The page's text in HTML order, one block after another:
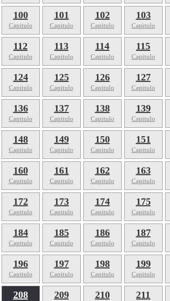
100
Capitulo
101
Capitulo
102
Capitulo
103
Capitulo
112
Capitulo
113
Capitulo
114
Capitulo
115
Capitulo
124
Capitulo
125
Capitulo
126
Capitulo
127
Capitulo
136
Capitulo
137
Capitulo
138
Capitulo
139
Capitulo
148
Capitulo
149
Capitulo
150
Capitulo
151
Capitulo
160
Capitulo
161
Capitulo
162
Capitulo
163
Capitulo
172
Capitulo
173
Capitulo
174
Capitulo
175
Capitulo
184
Capitulo
185
Capitulo
186
Capitulo
187
Capitulo
196
Capitulo
197
Capitulo
198
Capitulo
199
Capitulo
208 209 210 211